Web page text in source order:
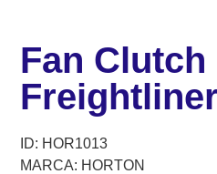
Fan
ID: HOR1013
MARCA: HORTON